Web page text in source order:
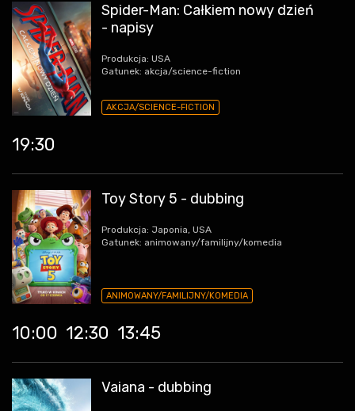
Spider-Man: Całkiem nowy dzień
- napisy
Produkcja: USA
Gatunek: akcja/science-fiction
AKCJA/SCIENCE-FICTION
19:30
Toy Story 5 - dubbing
Produkcja: Japonia, USA
Gatunek: animowany/familijny/komedia
ANIMOWANY/FAMILIJNY/KOMEDIA
10:00 12:30 13:45
Vaiana - dubbing